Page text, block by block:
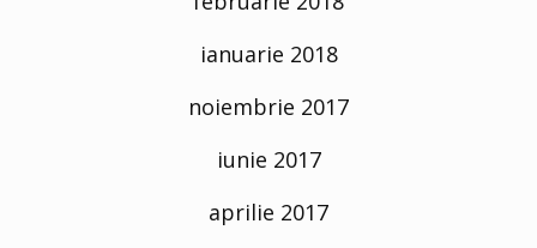
ianuarie 2018
noiembrie 2017
iunie 2017
aprilie 2017